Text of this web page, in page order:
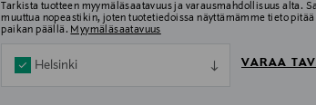
Tarkista tuotteen myymäläsaatavuus ja varausmahdollisuus alta.
muuttua nopeastikin, joten tuotetiedoissa näyttämämme tieto
paikan päällä. Myymäläsaatavuus
Helsinki VARAA